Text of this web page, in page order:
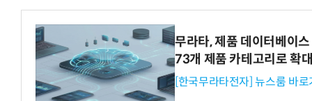
무라타, 제품 데이터베이
73개 제품 카테고리로 확
[한국무라타전자] 뉴스룸 바로